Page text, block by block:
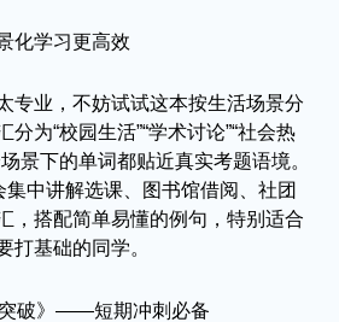
化学习更高效
专业，不妨试试这本按生活场景分
为“校园生活”“学术讨论”“社会热
景下的单词都贴近真实考题语境。
集中讲解选课、图书馆借阅、社团
，搭配简单易懂的例句，特别适合
打基础的同学。
突破》——短期冲刺必备